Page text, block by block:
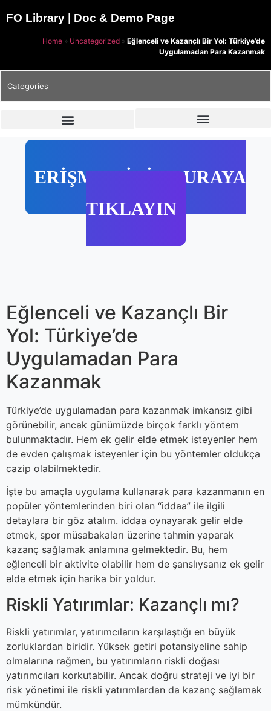
FO Library | Doc & Demo Page
Home » Uncategorized » Eğlenceli ve Kazançlı Bir Yol: Türkiye’de
Uygulamadan Para Kazanmak
Categories
ERİŞMEK İÇİN BURAYA
TIKLAYIN
Eğlenceli ve Kazançlı Bir
Yol: Türkiye’de
Uygulamadan Para
Kazanmak
Türkiye’de uygulamadan para kazanmak imkansız gibi
görünebilir, ancak günümüzde birçok farklı yöntem
bulunmaktadır. Hem ek gelir elde etmek isteyenler hem
de evden çalışmak isteyenler için bu yöntemler oldukça
cazip olabilmektedir.
İşte bu amaçla uygulama kullanarak para kazanmanın en
popüler yöntemlerinden biri olan “iddaa” ile ilgili
detaylara bir göz atalım. iddaa oynayarak gelir elde
etmek, spor müsabakaları üzerine tahmin yaparak
kazanç sağlamak anlamına gelmektedir. Bu, hem
eğlenceli bir aktivite olabilir hem de şanslıysanız ek gelir
elde etmek için harika bir yoldur.
Riskli Yatırımlar: Kazançlı mı?
Riskli yatırımlar, yatırımcıların karşılaştığı en büyük
zorluklardan biridir. Yüksek getiri potansiyeline sahip
olmalarına rağmen, bu yatırımların riskli doğası
yatırımcıları korkutabilir. Ancak doğru strateji ve iyi bir
risk yönetimi ile riskli yatırımlardan da kazanç sağlamak
mümkündür.